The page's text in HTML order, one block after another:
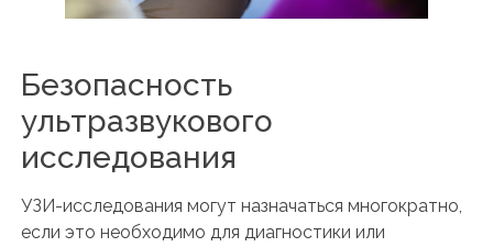
Безопасность
ультразвукового
исследования
УЗИ-исследования могут назначаться многократно,
если это необходимо для диагностики или